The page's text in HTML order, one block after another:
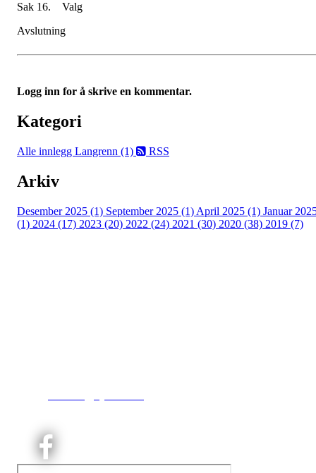
Sak 16. Valg
Avslutning
Logg inn for å skrive en kommentar.
Kategori
Alle innlegg Langrenn (1) RSS
Arkiv
Desember 2025 (1) September 2025 (1) April 2025 (1) Januar
(1) 2024 (17) 2023 (20) 2022 (24) 2021 (30) 2020 (38) 2019 (7)